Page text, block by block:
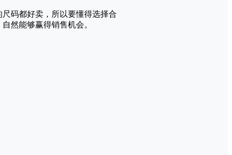
码都好卖，所以要懂得选择合
然能够赢得销售机会。